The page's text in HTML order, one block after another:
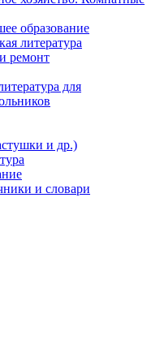
образование
литература
ремонт
для
и др.)
и словари